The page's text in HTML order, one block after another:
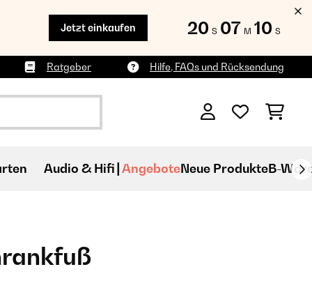
Jetzt einkaufen 20 S 07 M 09 S
Ratgeber Hilfe, FAQs und Rücksendung
Audio & Hifi AngeboteNeue ProdukteB-